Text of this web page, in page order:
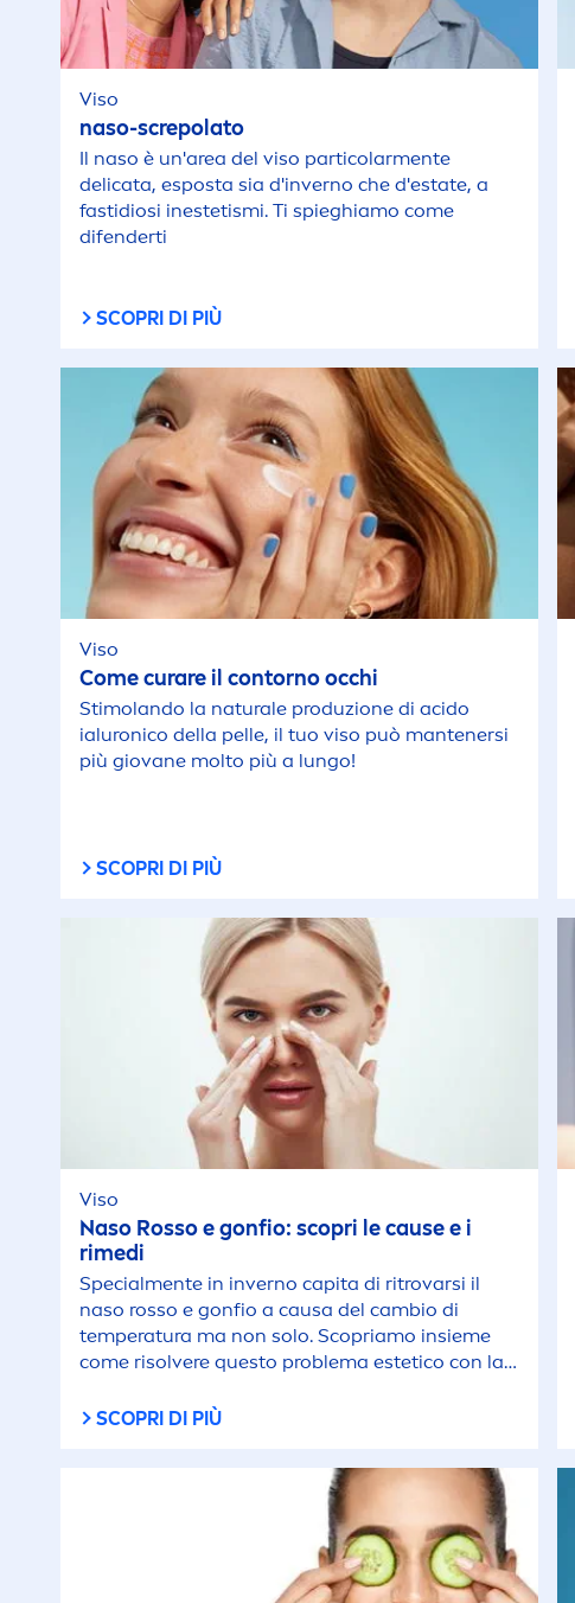
Viso
naso-screpolato
Il naso è un'area del viso particolarmente
delicata, esposta sia d'inverno che d'estate, a
fastidiosi inestetismi. Ti spieghiamo come
difenderti
SCOPRI DI PIÙ
Viso
Come curare il contorno occhi
Stimolando la naturale produzione di acido
ialuronico della pelle, il tuo viso può mantenersi
più giovane molto più a lungo!
SCOPRI DI PIÙ
Viso
Naso Rosso e gonfio: scopri le cause e i
rimedi
Specialmente in inverno capita di ritrovarsi il
naso rosso e gonfio a causa del cambio di
temperatura ma non solo. Scopriamo insieme
come risolvere questo problema estetico con la
SCOPRI DI PIÙ